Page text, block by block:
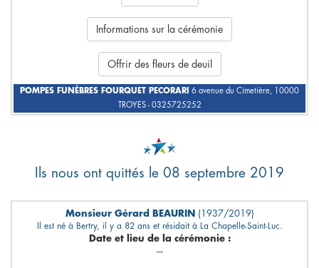
Informations sur la cérémonie
Offrir des fleurs de deuil
POMPES FUNÈBRES FOURQUET PECORARI
6 avenue du Cimetière, 10000
TROYES - 0325725252
Ils nous ont quittés le 08 septembre 2019
Monsieur Gérard BEAURIN (1937/2019)
Il est né à Bertry, il y a 82 ans et résidait à La Chapelle-Saint-Luc.
Date et lieu de la cérémonie :
---